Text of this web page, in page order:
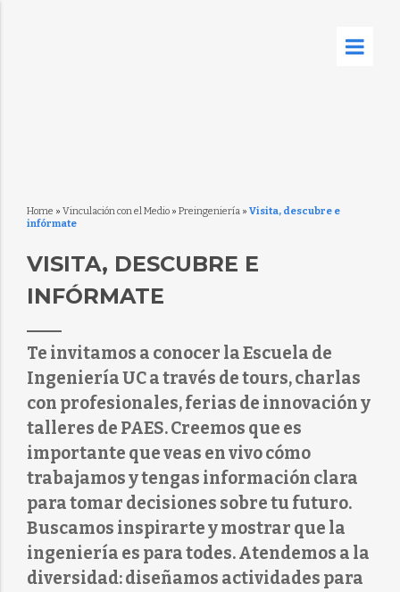
Home » Vinculación con el Medio» Preingeniería» Visita, descubre e
infórmate
VISITA, DESCUBRE E
INFÓRMATE
Te invitamos a conocer la Escuela de
Ingeniería UC a través de tours, charlas
con profesionales, ferias de innovación y
talleres de PAES. Creemos que es
importante que veas en vivo cómo
trabajamos y tengas información clara
para tomar decisiones sobre tu futuro.
Buscamos inspirarte y mostrar que la
ingeniería es para todes. Atendemos a la
diversidad: diseñamos actividades para